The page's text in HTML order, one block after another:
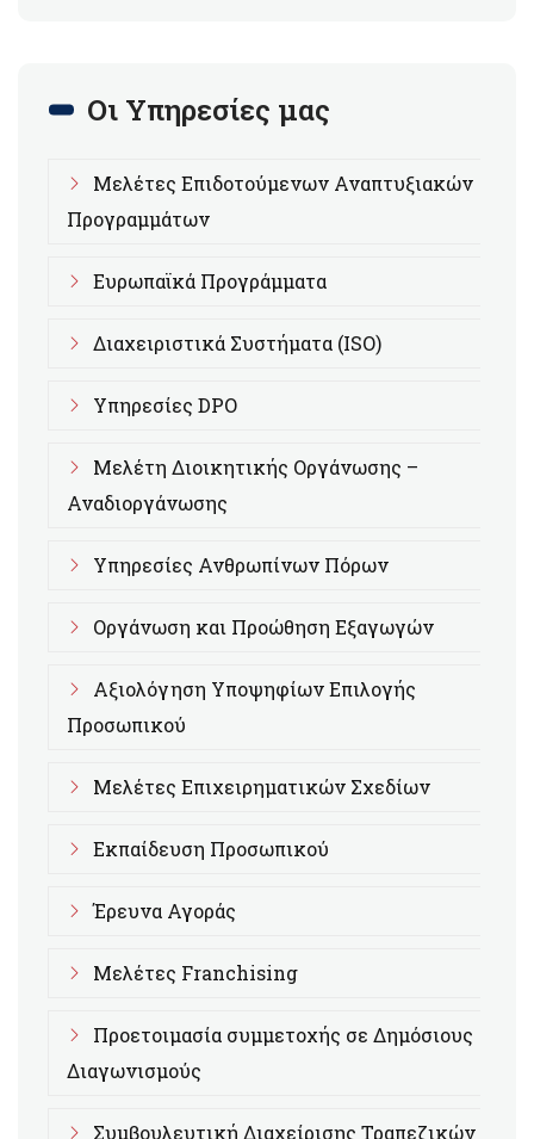
Οι Υπηρεσίες μας
Μελέτες Επιδοτούμενων Αναπτυξιακών
Προγραμμάτων
Ευρωπαϊκά Προγράμματα
Διαχειριστικά Συστήματα (ISO)
Υπηρεσίες DPO
Μελέτη Διοικητικής Οργάνωσης –
Αναδιοργάνωσης
Υπηρεσίες Ανθρωπίνων Πόρων
Οργάνωση και Προώθηση Εξαγωγών
Αξιολόγηση Υποψηφίων Επιλογής
Προσωπικού
Μελέτες Επιχειρηματικών Σχεδίων
Εκπαίδευση Προσωπικού
Έρευνα Αγοράς
Μελέτες Franchising
Προετοιμασία συμμετοχής σε Δημόσιους
Διαγωνισμούς
Συμβουλευτική Διαχείρισης Τραπεζικών